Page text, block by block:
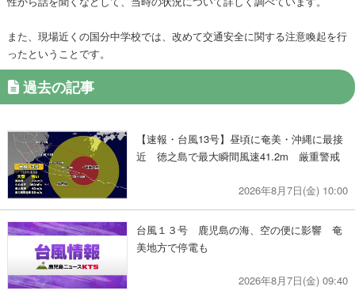
また、現場近くの国分中学校では、改めて交通安全に関する注意喚起を行
ったということです。
過去の記事
【速報・台風13号】昼頃に奄美・沖縄に最接
近 徳之島で最大瞬間風速41.2m 厳重警戒
2026年8月7日(金) 10:00
台風１３号 鹿児島の海、空の便に影響 奄
美地方で停電も
2026年8月7日(金) 09:40